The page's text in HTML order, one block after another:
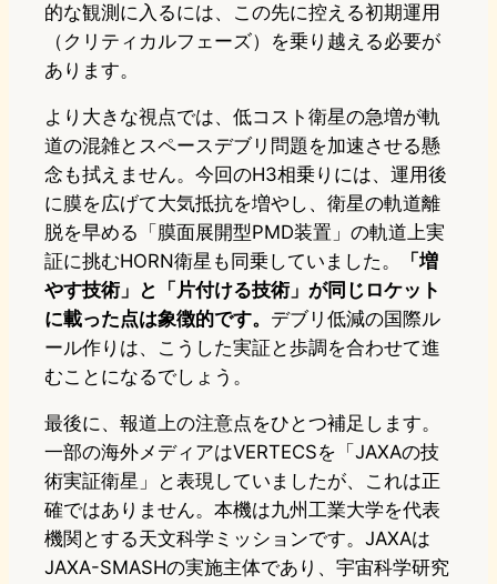
的な観測に入るには、この先に控える初期運用
（クリティカルフェーズ）を乗り越える必要が
あります。
より大きな視点では、低コスト衛星の急増が軌
道の混雑とスペースデブリ問題を加速させる懸
念も拭えません。今回のH3相乗りには、運用後
に膜を広げて大気抵抗を増やし、衛星の軌道離
脱を早める「膜面展開型PMD装置」の軌道上実
証に挑むHORN衛星も同乗していました。
「増
やす技術」と「片付ける技術」が同じロケット
に載った点は象徴的です。 デブリ低減の国際ル
ール作りは、こうした実証と歩調を合わせて進
むことになるでしょう。
最後に、報道上の注意点をひとつ補足します。
一部の海外メディアはVERTECSを「JAXAの技
術実証衛星」と表現していましたが、これは正
確ではありません。本機は九州工業大学を代表
機関とする天文科学ミッションです。JAXAは
JAXA-SMASHの実施主体であり、宇宙科学研究